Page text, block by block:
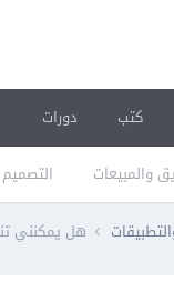
والمبيعات التصميم
كتب دورات
هل يمكنني